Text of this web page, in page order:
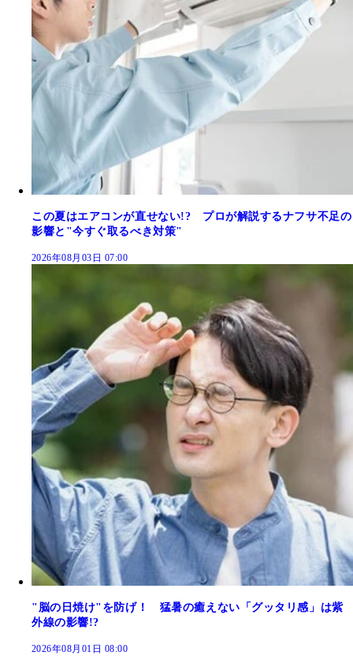
この夏はエアコンが直せない!? プロが解説するナフサ不足の
影響と"今すぐ取るべき対策"
2026年08月03日 07:00
"脳の日焼け"を防げ！ 猛暑の癒えない「グッタリ感」は紫
外線の影響!?
2026年08月01日 08:00